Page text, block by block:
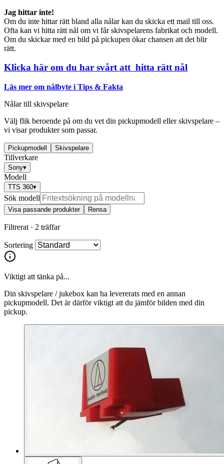
Jag hittar inte!
Om du inte hittar rätt bland alla nålar kan du skicka ett mail till oss.
Ofta kan vi hitta rätt nål om vi får skivspelarens fabrikat och modell.
Om du skickar med en bild på pickupen ökar chansen att det blir
rätt.
Klicka här om du har svårt att hitta rätt nål
Läs mer om nålbyte i Tips & Fakta
Nålar till skivspelare
Välj flik beroende på om du vet din pickupmodell eller skivspelare –
vi visar produkter som passar.
Pickupmodell Skivspelare
Tillverkare
Sony▾
Modell
TTS 360▾
Sök modell
Visa passande produkter Rensa
Filtrerat · 2 träffar
Sortering
Viktigt att tänka på...
Din skivspelare / jukebox kan ha levererats med en annan
pickupmodell. Det är därför viktigt att du jämför bilden med din
pickup.